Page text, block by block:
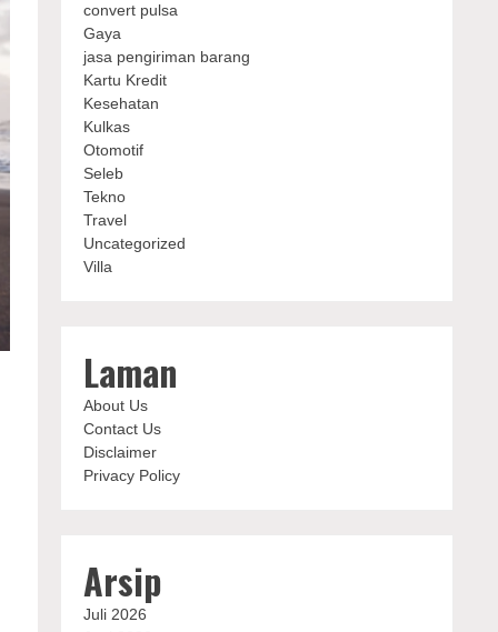
convert pulsa
Gaya
jasa pengiriman barang
Kartu Kredit
Kesehatan
Kulkas
Otomotif
Seleb
Tekno
Travel
Uncategorized
Villa
Laman
About Us
Contact Us
Disclaimer
Privacy Policy
Arsip
Juli 2026